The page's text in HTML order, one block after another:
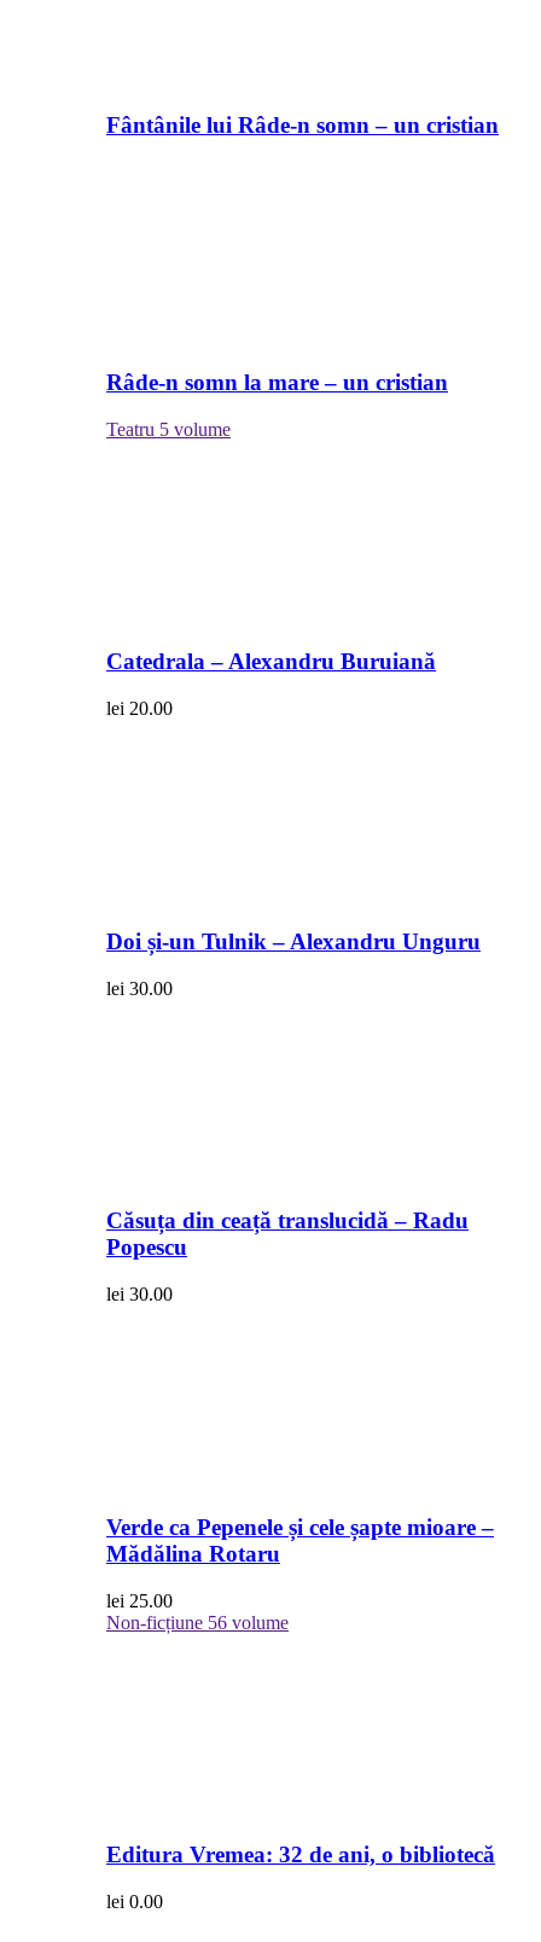
Fântânile lui Râde-n somn – un cristian
Râde-n somn la mare – un cristian
Teatru 5 volume
Catedrala – Alexandru Buruiană
lei 20.00
Doi și-un Tulnik – Alexandru Unguru
lei 30.00
Căsuța din ceață translucidă – Radu
Popescu
lei 30.00
Verde ca Pepenele și cele șapte mioare –
Mădălina Rotaru
lei 25.00
Non-ficțiune 56 volume
Editura Vremea: 32 de ani, o bibliotecă
lei 0.00